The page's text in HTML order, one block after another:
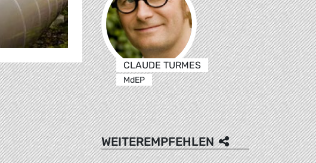
CLAUDE TURMES
MdEP
WEITEREMPFEHLEN